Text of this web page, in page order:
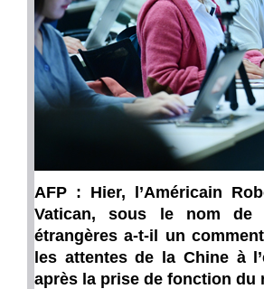
AFP : Hier, l’Américain
Vatican, sous le nom de
étrangères a-t-il un
les attentes de la Chine à
après la prise de fonction du